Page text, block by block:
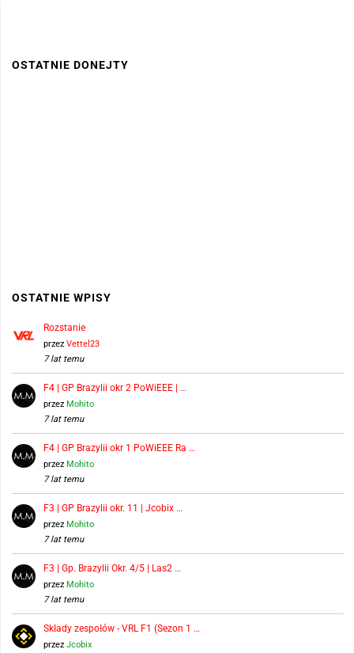
OSTATNIE DONEJTY
OSTATNIE WPISY
Rozstanie
przez Vettel23
7 lat temu
F4 | GP Brazylii okr 2 PoWiEEE | …
przez Mohito
7 lat temu
F4 | GP Brazylii okr 1 PoWiEEE Ra …
przez Mohito
7 lat temu
F3 | GP Brazylii okr. 11 | Jcobix …
przez Mohito
7 lat temu
F3 | Gp. Brazylii Okr. 4/5 | Las2 …
przez Mohito
7 lat temu
Składy zespołów - VRL F1 (Sezon 1 …
przez Jcobix